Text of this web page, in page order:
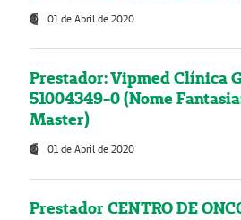
01 de Abril de 2020
Prestador: Vipmed Clínica
51004349-0 (Nome
Master)
01 de Abril de 2020
Prestador CENTRO DE